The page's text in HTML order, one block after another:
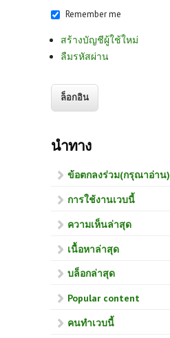
Remember me
สร้างบัญชีผู้ใช้ใหม่
ลืมรหัสผ่าน
นำทาง
ข้อตกลงร่วม(กรุณาอ่าน)
การใช้งานเวบนี้
ความเห็นล่าสุด
เนื้อหาล่าสุด
บล็อกล่าสุด
Popular content
คนทำเวบนี้